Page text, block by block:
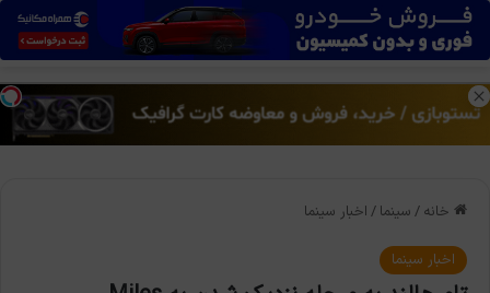
منو
خانه / سینما / اخبار سینما
اخبار سینما